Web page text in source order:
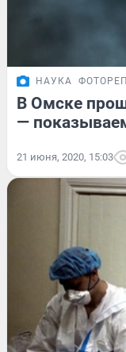
НАУКА
В Омске
—
21 июня, 2020, 15:03